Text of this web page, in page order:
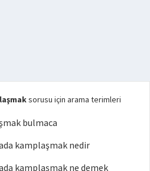
sorusu için arama terimleri
bulmaca
kamplaşmak nedir
kamplaşmak ne demek